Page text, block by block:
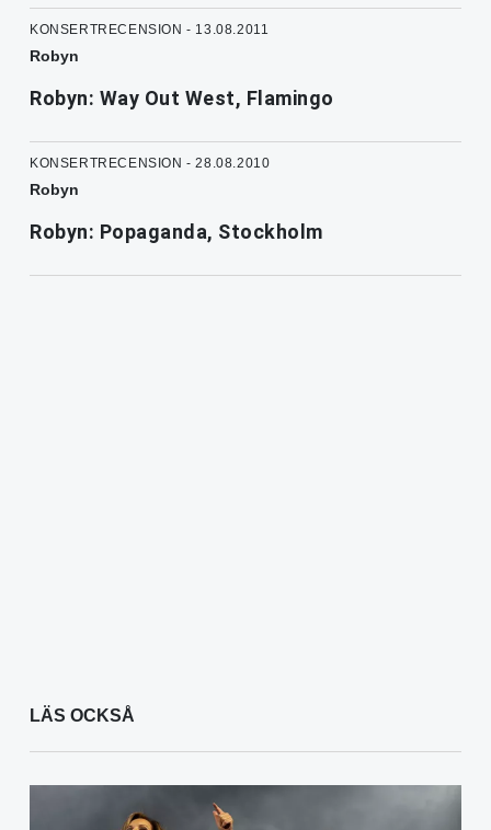
KONSERTRECENSION - 13.08.2011
Robyn
Robyn: Way Out West, Flamingo
KONSERTRECENSION - 28.08.2010
Robyn
Robyn: Popaganda, Stockholm
LÄS OCKSÅ